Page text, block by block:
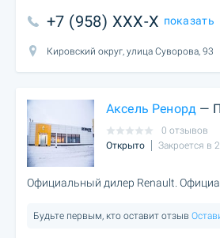
+7 (958) XXX-X показать
Кировский округ, улица Суворова, 93
Аксель Ренорд —
0 отзывов
Открыто
Закроется в
Официальный дилер Renault.
Будьте первым, кто оставит отзыв